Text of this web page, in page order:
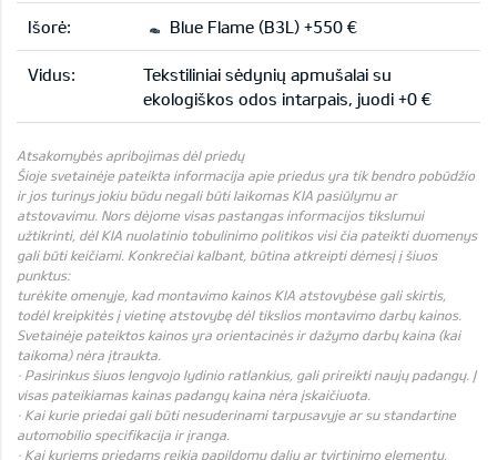
Išorė: Blue Flame (B3L) +550 €
Vidus:
Tekstiliniai sėdynių apmušalai su
ekologiškos odos intarpais, juodi +0 €
Atsakomybės apribojimas dėl priedų
Šioje svetainėje pateikta informacija apie priedus yra tik bendro pobūdžio
ir jos turinys jokiu būdu negali būti laikomas KIA pasiūlymu ar
atstovavimu. Nors dėjome visas pastangas informacijos tikslumui
užtikrinti, dėl KIA nuolatinio tobulinimo politikos visi čia pateikti duomenys
gali būti keičiami. Konkrečiai kalbant, būtina atkreipti dėmesį į šiuos
punktus:
turėkite omenyje, kad montavimo kainos KIA atstovybėse gali skirtis,
todėl kreipkitės į vietinę atstovybę dėl tikslios montavimo darbų kainos.
Svetainėje pateiktos kainos yra orientacinės ir dažymo darbų kaina (kai
taikoma) nėra įtraukta.
· Pasirinkus šiuos lengvojo lydinio ratlankius, gali prireikti naujų padangų. Į
visas pateikiamas kainas padangų kaina nėra įskaičiuota.
· Kai kurie priedai gali būti nesuderinami tarpusavyje ar su standartine
automobilio specifikacija ir įranga.
· Kai kuriems priedams reikia papildomų dalių ar tvirtinimo elementų,